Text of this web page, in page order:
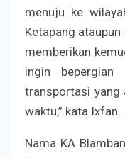
menuju ke
Ketapang ataupun
memberikan
ingin bepergian
transportasi yang
waktu,” kata Ixfan.
Nama KA